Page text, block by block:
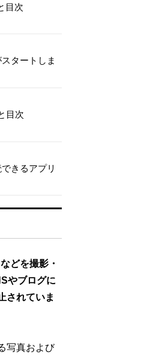
目次
タートしま
目次
きるアプリ
どを撮影・
やブログに
されていま
写真および